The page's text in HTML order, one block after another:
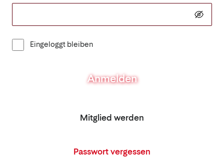
Eingeloggt bleiben
Anmelden
Mitglied werden
Passwort vergessen